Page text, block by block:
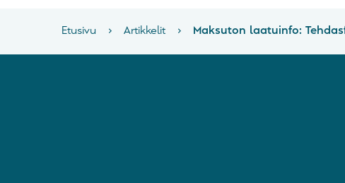
Etusivu › Artikkelit › Maksuton laatuinfo: